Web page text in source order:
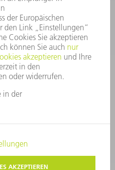
303 37444
- 18:00 Uhr
07:30 - 17:30 Uhr
NUTZUNGSBEDINGUNGEN